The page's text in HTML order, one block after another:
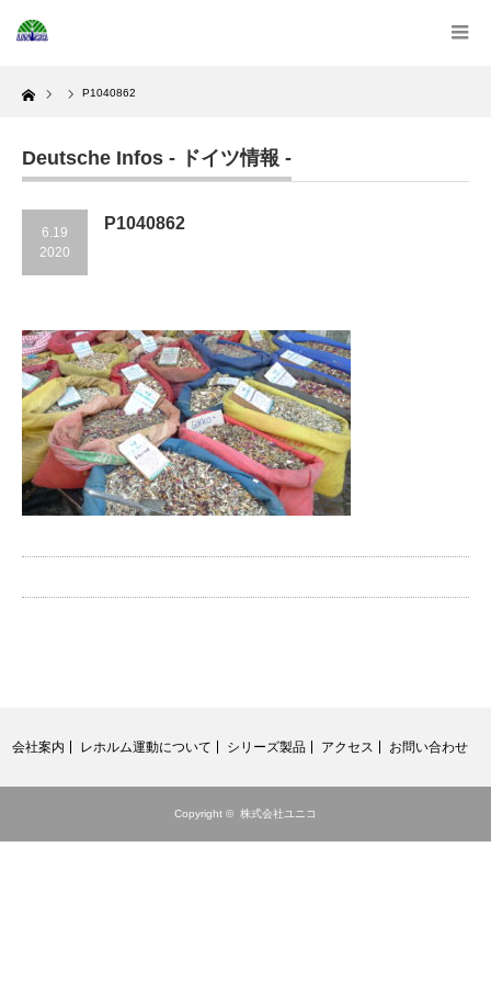
Home P1040862
Deutsche Infos - ドイツ情報 -
6.19
2020
P1040862
会社案内 レホルム運動について シリーズ製品 アクセス お問い合わせ
Copyright © 株式会社ユニコ